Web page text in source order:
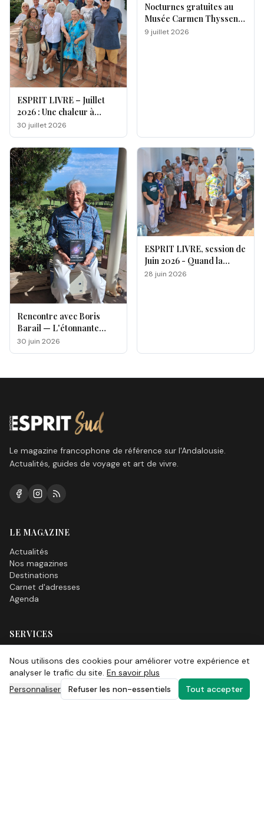
ESPRIT LIVRE – Juillet
2026 : Une chaleur à
double facette
30 juillet 2026
Nocturnes gratuites au
Musée Carmen Thyssen
de Málaga
9 juillet 2026
Rencontre avec Boris
Barail — L'étonnante
odyssée d'un électron
voyageur
30 juin 2026
ESPRIT LIVRE, session de
Juin 2026 - Quand la
magie opère !
28 juin 2026
Le magazine francophone de référence sur l'Andalousie.
Actualités, guides de voyage et art de vivre.
LE MAGAZINE
Actualités
Nos magazines
Destinations
Carnet d'adresses
Agenda
SERVICES
Carte Privilège
Points de dépôt
Annonceurs
Nous utilisons des cookies pour améliorer votre expérience et
analyser le trafic du site. En savoir plus
Personnaliser
Refuser les non-essentiels Tout accepter